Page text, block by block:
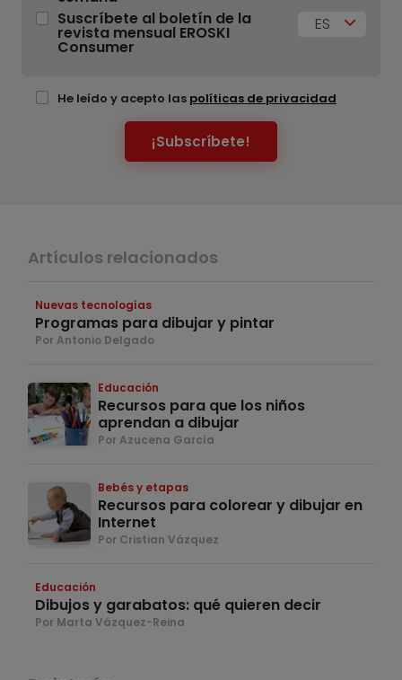
Suscríbete al boletín de la
revista mensual EROSKI
Consumer
ES
He leído y acepto las políticas de privacidad
¡Subscríbete!
Artículos relacionados
Nuevas tecnologías
Programas para dibujar y pintar
Por Antonio Delgado
Educación
Recursos para que los niños
aprendan a dibujar
Por Azucena García
Bebés y etapas
Recursos para colorear y dibujar en
Internet
Por Cristian Vázquez
Educación
Dibujos y garabatos: qué quieren decir
Por Marta Vázquez-Reina